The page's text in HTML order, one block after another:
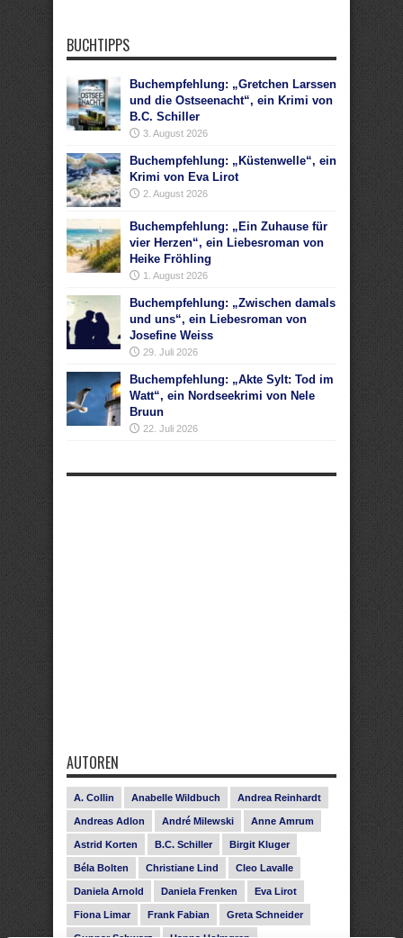
BUCHTIPPS
Buchempfehlung: „Gretchen Larssen
und die Ostseenacht“, ein Krimi von
B.C. Schiller
3. August 2026
Buchempfehlung: „Küstenwelle“, ein
Krimi von Eva Lirot
2. August 2026
Buchempfehlung: „Ein Zuhause für
vier Herzen“, ein Liebesroman von
Heike Fröhling
1. August 2026
Buchempfehlung: „Zwischen damals
und uns“, ein Liebesroman von
Josefine Weiss
29. Juli 2026
Buchempfehlung: „Akte Sylt: Tod im
Watt“, ein Nordseekrimi von Nele
Bruun
22. Juli 2026
AUTOREN
A. Collin Anabelle Wildbuch Andrea Reinhardt
Andreas Adlon André Milewski Anne Amrum
Astrid Korten B.C. Schiller Birgit Kluger
Béla Bolten Christiane Lind Cleo Lavalle
Daniela Arnold Daniela Frenken Eva Lirot
Fiona Limar Frank Fabian Greta Schneider